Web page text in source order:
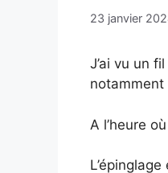
23 janvier
J’ai vu un
notamment
A l’heure